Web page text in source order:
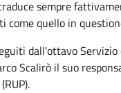
sempre
come quello in
dall'ottavo Servizio
Scalirò il suo